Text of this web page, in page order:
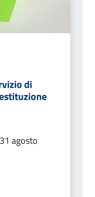
di
agosto